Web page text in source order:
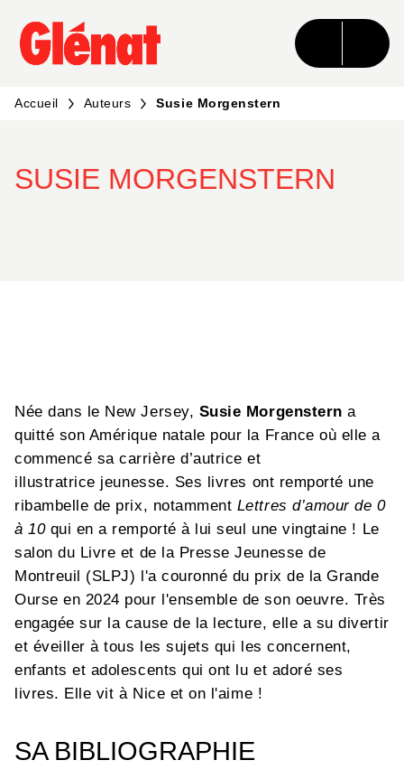
MENU RECHERCHE CONTENU
PIED DE PAGE
Accueil Auteurs Susie Morgenstern
SUSIE MORGENSTERN
Née dans le New Jersey, Susie Morgenstern a
quitté son Amérique natale pour la France où elle a
commencé sa carrière d’autrice et
illustratrice jeunesse. Ses livres ont remporté une
ribambelle de prix, notamment Lettres d’amour de 0
à 10 qui en a remporté à lui seul une vingtaine ! Le
salon du Livre et de la Presse Jeunesse de
Montreuil (SLPJ) l'a couronné du prix de la Grande
Ourse en 2024 pour l'ensemble de son oeuvre. Très
engagée sur la cause de la lecture, elle a su divertir
et éveiller à tous les sujets qui les concernent,
enfants et adolescents qui ont lu et adoré ses
livres. Elle vit à Nice et on l'aime !
SA BIBLIOGRAPHIE